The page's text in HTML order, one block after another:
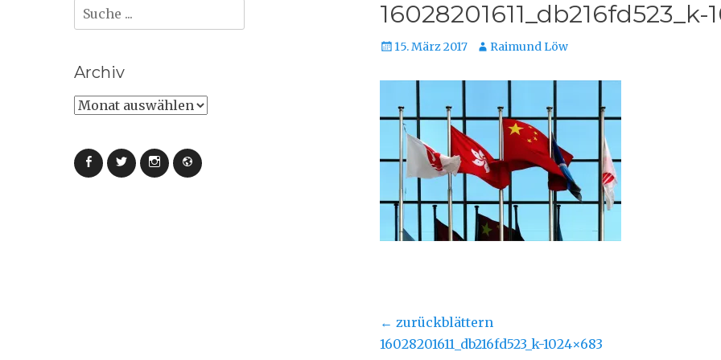
16028201611_db216fd523_k-
Veröffentlicht
15. März 2017 Autor
Raimund Löw
Beitragsnavigation
← zurückblättern
Vorheriger
16028201611_db216fd523_k-1024×683
Suche
nach:
Archiv
Archiv
FacebookTwitter InstagramWebseite